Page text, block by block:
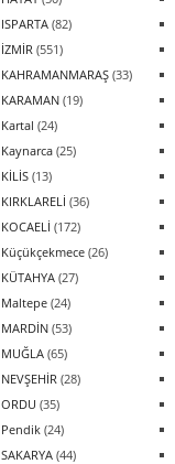
ISPARTA (82)
İZMİR (551)
KAHRAMANMARAŞ (33)
KARAMAN (19)
Kartal (24)
Kaynarca (25)
KİLİS (13)
KIRKLARELİ (36)
KOCAELİ (172)
Küçükçekmece (26)
KÜTAHYA (27)
Maltepe (24)
MARDİN (53)
MUĞLA (65)
NEVŞEHİR (28)
ORDU (35)
Pendik (24)
SAKARYA (44)